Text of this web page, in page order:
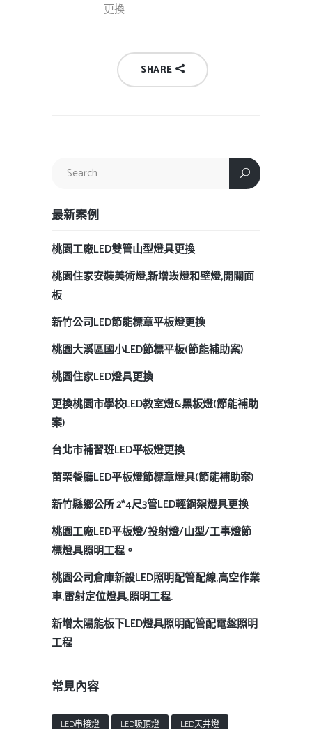
更換
SHARE
最新案例
桃園工廠LED雙管山型燈具更換
桃園住家安裝美術燈,新增崁燈和壁燈,開關面
板
新竹公司LED節能標章平板燈更換
桃園大溪區國小LED節標平板(節能補助案)
桃園住家LED燈具更換
更換桃園市學校LED教室燈&黑板燈(節能補助
案)
台北市補習班LED平板燈更換
苗栗餐廳LED平板燈節標章燈具(節能補助案)
新竹縣鄉公所 2*4尺3管LED輕鋼架燈具更換
桃園工廠LED平板燈/投射燈/山型/工事燈節
標燈具照明工程。
桃園公司倉庫新設LED照明配管配線,高空作業
車,雷射定位燈具,照明工程.
新增太陽能板下LED燈具照明配管配電盤照明
工程
常見內容
LED串接燈 LED吸頂燈
LED天井燈